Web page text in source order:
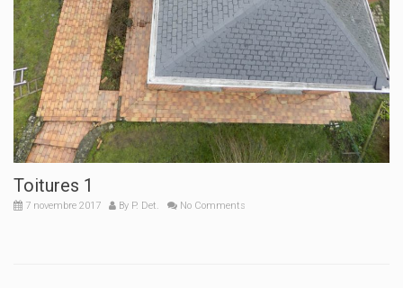
Toitures 1
7 novembre 2017 By P. Det. No Comments